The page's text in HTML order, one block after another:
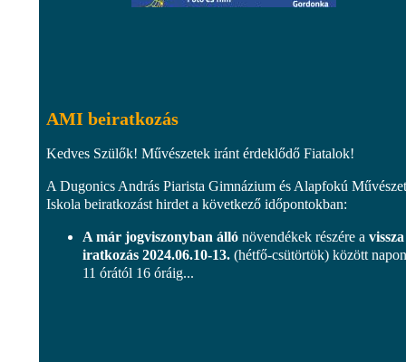
AMI beiratkozás
Kedves Szülők! Művészetek iránt érdeklődő Fiatalok!
A Dugonics András Piarista Gimnázium és Alapfokú
Iskola beiratkozást hirdet a következő időpontokban:
A már jogviszonyban álló növendékek részére a vissza
iratkozás 2024.06.10-13. (hétfő-csütörtök) között
11 órától 16 óráig...